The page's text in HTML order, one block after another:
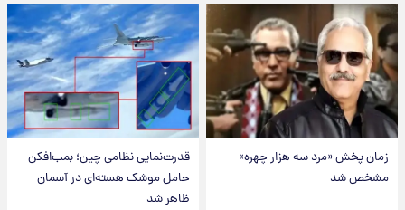
زمان پخش «مرد سه هزار چهره»
مشخص شد
قدرت‌نمایی نظامی چین؛ بمب‌افکن
حامل موشک هسته‌ای در آسمان
ظاهر شد